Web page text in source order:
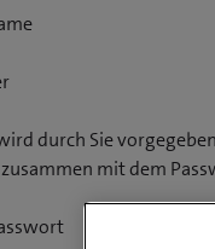
durch Sie
mit dem